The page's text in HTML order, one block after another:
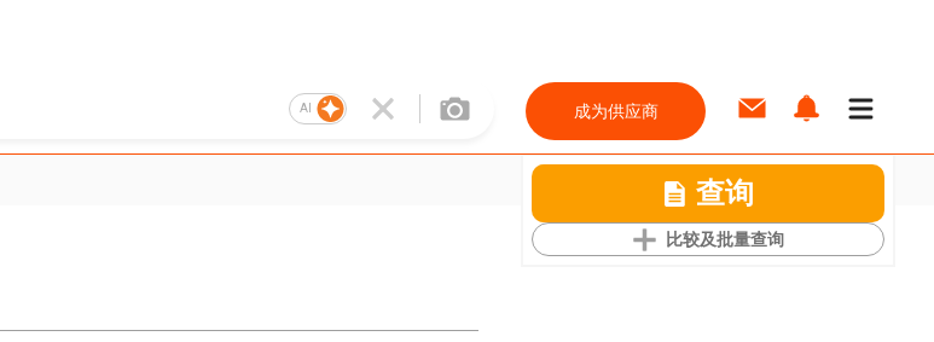
AI 成为供应商
查询
比较及批量查询